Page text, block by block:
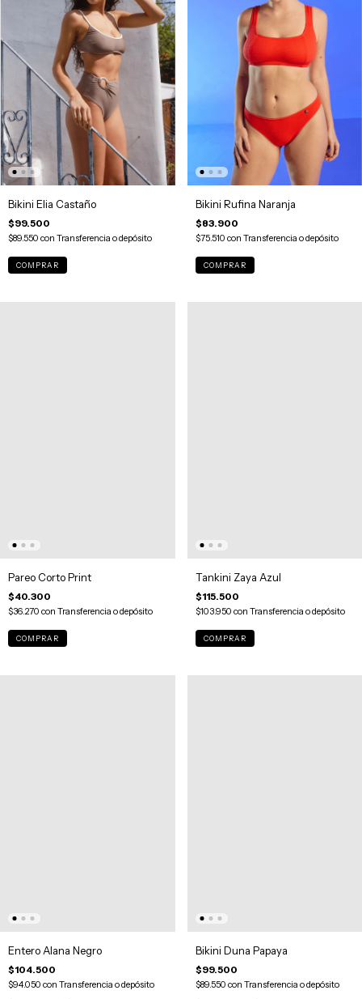
Bikini Elia Castaño
$99.500
$89.550 con Transferencia o depósito
COMPRAR
Bikini Rufina Naranja
$83.900
$75.510 con Transferencia o depósito
COMPRAR
Pareo Corto Print
$40.300
$36.270 con Transferencia o depósito
COMPRAR
Tankini Zaya Azul
$115.500
$103.950 con Transferencia o depósito
COMPRAR
Entero Alana Negro
$104.500
$94.050 con Transferencia o depósito
Bikini Duna Papaya
$99.500
$89.550 con Transferencia o depósito